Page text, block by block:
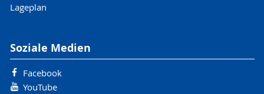
Lageplan
Soziale Medien
Facebook
YouTube